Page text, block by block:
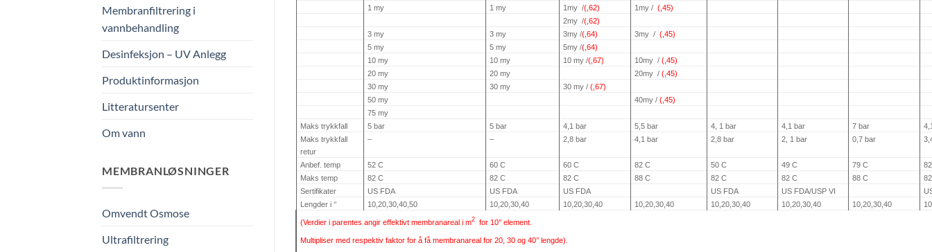
Membranfiltrering i
vannbehandling
Desinfeksjon – UV Anlegg
Produktinformasjon
Litteratursenter
Om vann
MEMBRANLØSNINGER
Omvendt Osmose
Ultrafiltrering
1 my
1 my 1my /(,62) 1my / (,45)
2my /(,62)
3 my
3 my 3my /(,64) 3my / (,45)
5 my
5 my 5my /(,64)
10 my
10 my 10 my /(,67) 10my / (,45)
20 my
20 my 20my / (,45)
30 my
30 my 30 my / (,67)
50 my
40my / (,45)
75 my
Maks trykkfall
5 bar 5 bar 4,1 bar 5,5 bar 4, 1 bar 4,1 bar 7 bar
Maks trykkfall
retur
– – 2,8 bar 4,1 bar 2,8 bar 2, 1 bar 0,7 bar
Anbef. temp 52 C 60 C 60 C 82 C 50 C 49 C 79 C
Maks temp
82 C 82 C 82 C 88 C 82 C 82 C 88 C
Sertifikater
US FDA US FDA US FDA US FDA US FDA/USP VI
Lengder i ‘’
10,20,30,40,50 10,20,30,40 10,20,30,40 10,20,30,40 10,20,30,40 10,20,30,40 10,20,30,40
(Verdier i parentes angir effektivt membranareal i m2 for 10’’ element.
Multipliser med respektiv faktor for å få membranareal for 20, 30 og 40’’ lengde).